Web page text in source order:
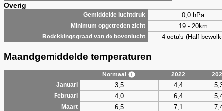
Overig
Gemiddelde luchtdruk 0,0 hPa
Minimum opgetreden zicht 19 - 20km
Bedekkingsgraad van de bovenlucht 4 octa's (Half
Maandgemiddelde temperaturen
Normaal 2022
Januari
3,5 4,4
Februari 4,0 6,4
Maart 6,5 7,1